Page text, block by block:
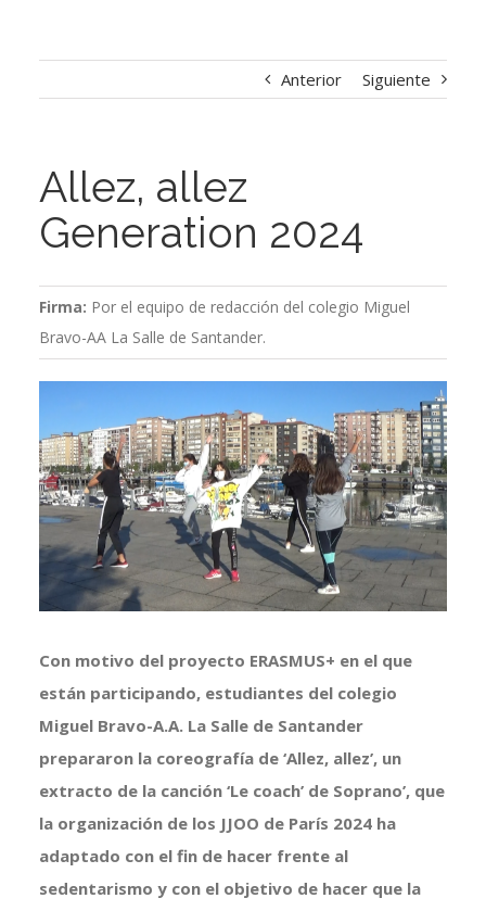
Anterior Siguiente
Allez, allez
Generation 2024
Firma: Por el equipo de redacción del colegio Miguel
Bravo-AA La Salle de Santander.
imagen
más
grande
Con motivo del proyecto ERASMUS+ en el que
están participando, estudiantes del colegio
Miguel Bravo-A.A. La Salle de Santander
prepararon la coreografía de ‘Allez, allez’, un
extracto de la canción ‘Le coach’ de Soprano’, que
la organización de los JJOO de París 2024 ha
adaptado con el fin de hacer frente al
sedentarismo y con el objetivo de hacer que la